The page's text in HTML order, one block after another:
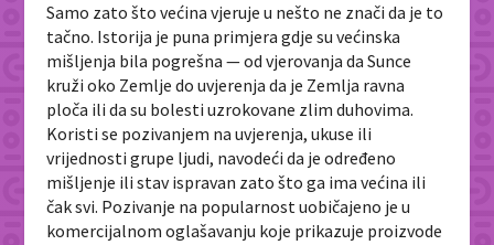
Samo zato što većina vjeruje u nešto ne znači da je to
tačno. Istorija je puna primjera gdje su većinska
mišljenja bila pogrešna — od vjerovanja da Sunce
kruži oko Zemlje do uvjerenja da je Zemlja ravna
ploča ili da su bolesti uzrokovane zlim duhovima.
Koristi se pozivanjem na uvjerenja, ukuse ili
vrijednosti grupe ljudi, navodeći da je određeno
mišljenje ili stav ispravan zato što ga ima većina ili
čak svi. Pozivanje na popularnost uobičajeno je u
komercijalnom oglašavanju koje prikazuje proizvode